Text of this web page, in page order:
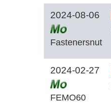
2024-08-06
Fastenersnut
s
2024-02-27
FEMO60